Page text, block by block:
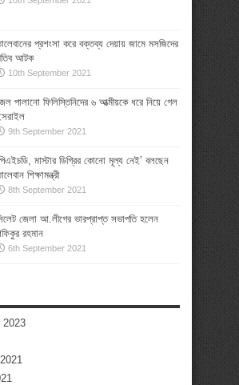
প্রশংসা করে বক্তব্য দেয়ায় জামে মসজিদের
আটক
10th September 2021
পালানো ফিলিস্তিনিদের ৬ আত্মীয়কে ধরে নিয়ে গেল
9th September 2021
মাস্টার ডিগ্রির কোনো মূল্য নেই’ বলছেন
শিক্ষামন্ত্রী
8th September 2021
জেলা আ.লীগের ভারপ্রাপ্ত সভাপতি হলেন
রহমান
6th September 2021
2023